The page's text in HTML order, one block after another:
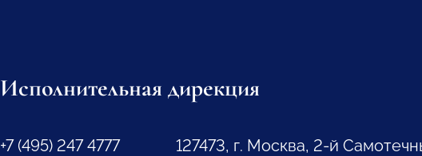
Исполнительная дирекция
+7 (495) 247 4777
127473, г. Москва, 2-й